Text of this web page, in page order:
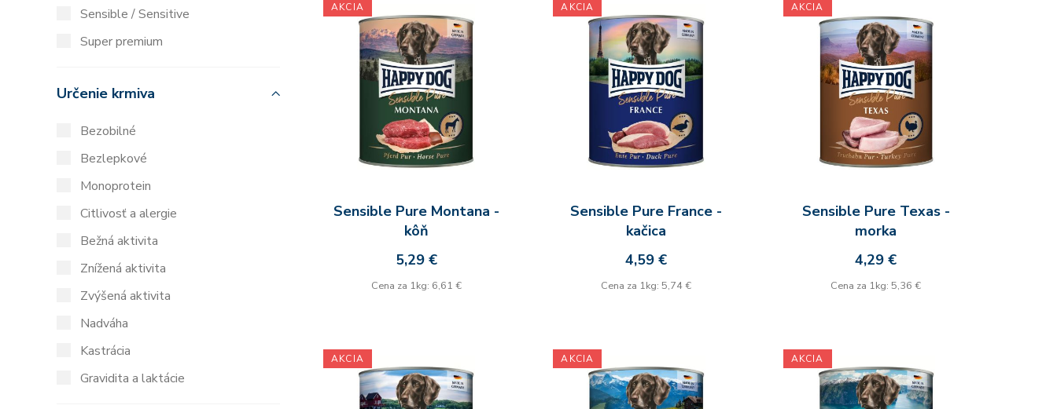
Sensible / Sensitive
Super premium
Určenie krmiva
Bezobilné
Bezlepkové
Monoprotein
Citlivosť a alergie
Bežná aktivita
Znížená aktivita
Zvýšená aktivita
Nadváha
Kastrácia
Gravidita a laktácie
Sensible Pure Montana -
kôň
5,29 €
Cena za 1kg: 6,61 €
AKCIA
Sensible Pure France -
kačica
4,59 €
Cena za 1kg: 5,74 €
AKCIA
Sensible Pure Texas -
morka
4,29 €
Cena za 1kg: 5,36 €
AKCIA
AKCIA AKCIA AKCIA